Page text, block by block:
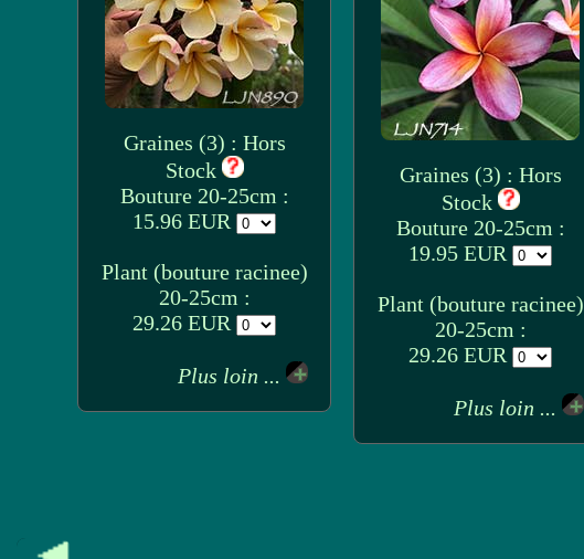
Graines (3) : Hors
Stock
Bouture 20-25cm :
15.96 EUR
Plant (bouture racinee)
20-25cm :
29.26 EUR
Plus loin ...
Graines (3) : Hors
Stock
Bouture 20-25cm :
19.95 EUR
Plant (bouture racinee)
20-25cm :
29.26 EUR
Plus loin ...